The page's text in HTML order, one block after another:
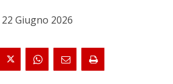
22 Giugno 2026